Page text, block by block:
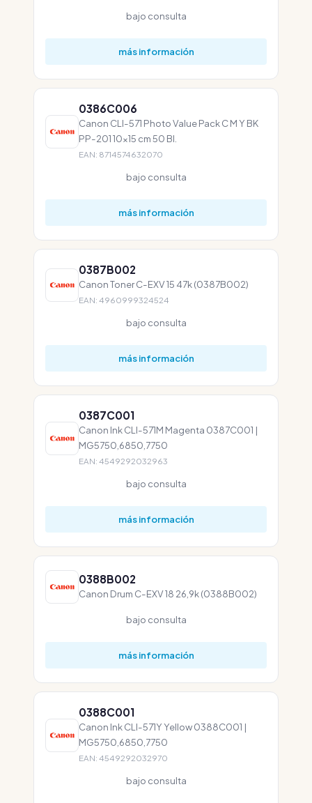
bajo consulta
más información
0386C006
Canon CLI-571 Photo Value Pack C M Y BK
PP-201 10x15 cm 50 Bl.
EAN: 8714574632070
bajo consulta
más información
0387B002
Canon Toner C-EXV 15 47k (0387B002)
EAN: 4960999324524
bajo consulta
más información
0387C001
Canon Ink CLI-571M Magenta 0387C001 |
MG5750,6850,7750
EAN: 4549292032963
bajo consulta
más información
0388B002
Canon Drum C-EXV 18 26,9k (0388B002)
bajo consulta
más información
0388C001
Canon Ink CLI-571Y Yellow 0388C001 |
MG5750,6850,7750
EAN: 4549292032970
bajo consulta